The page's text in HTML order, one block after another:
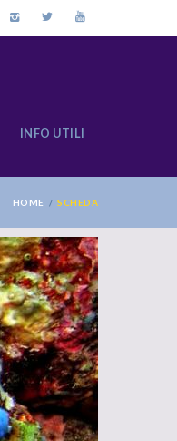
INFO UTILI
HOME SCHEDA